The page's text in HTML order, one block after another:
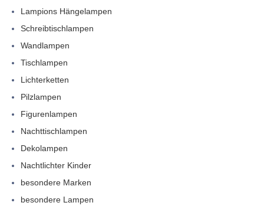
Lampions Hängelampen
Schreibtischlampen
Wandlampen
Tischlampen
Lichterketten
Pilzlampen
Figurenlampen
Nachttischlampen
Dekolampen
Nachtlichter Kinder
besondere Marken
besondere Lampen